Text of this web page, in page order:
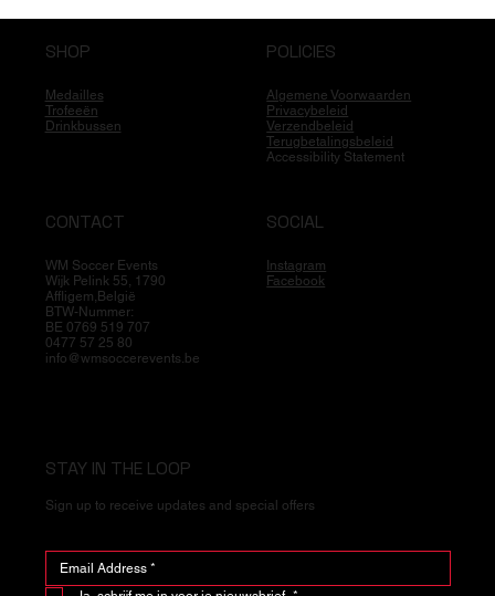
SHOP
Medailles
Trofeeën
Drinkbussen
POLICIES
Algemene Voorwaarden
Privacybeleid
Verzendbeleid
Terugbetalingsbeleid
Accessibility Statement
CONTACT
WM Soccer Events
Wijk Pelink 55, 1790
Affligem,België
BTW-Nummer:
BE 0769 519 707
0477 57 25 80
info@wmsoccerevents.be
SOCIAL
Instagram
Facebook
STAY IN THE LOOP
Sign up to receive updates and special offers